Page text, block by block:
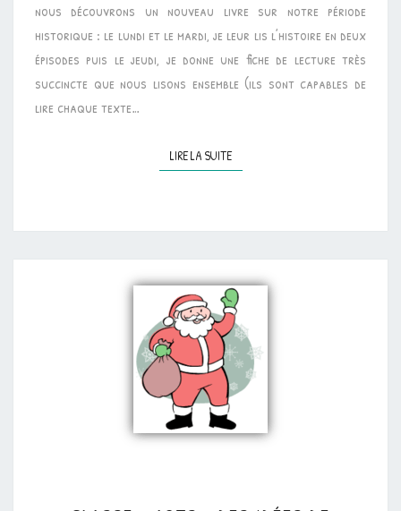
nous découvrons un nouveau livre sur notre période
historique : le lundi et le mardi, je leur lis l’histoire en deux
épisodes puis le jeudi, je donne une fiche de lecture très
succincte que nous lisons ensemble (ils sont capables de
lire chaque texte…
LIRE LA SUITELIRE LA SUITE